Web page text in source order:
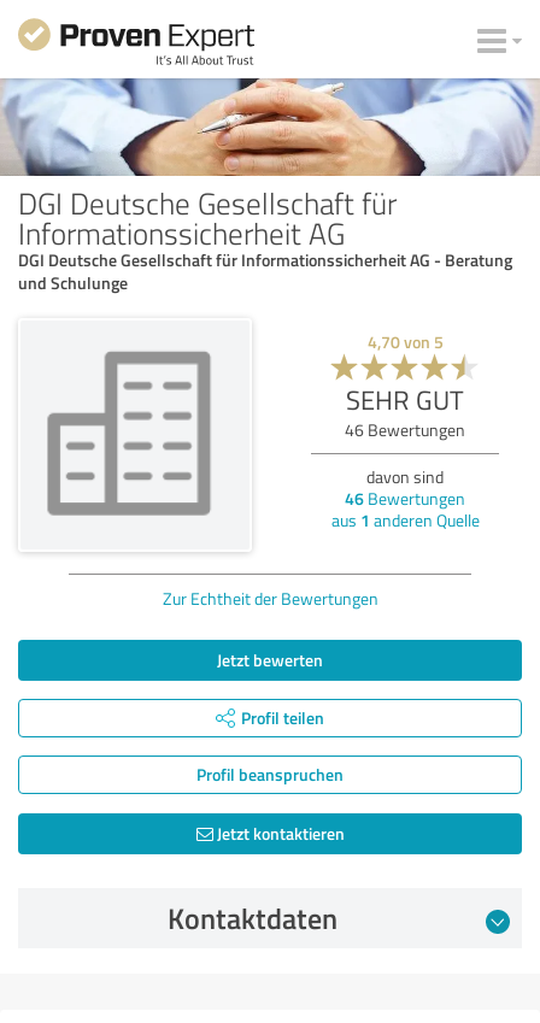
DGI Deutsche Gesellschaft für
Informationssicherheit AG
DGI Deutsche Gesellschaft für Informationssicherheit AG - Beratung
und Schulunge
4,70von 5
SEHR GUT
46 Bewertungen
davon sind
46 Bewertungen
aus 1 anderen Quelle
Zur Echtheit der Bewertungen
Jetzt bewerten
Profil teilen
Profil beanspruchen
Jetzt kontaktieren
Kontaktdaten